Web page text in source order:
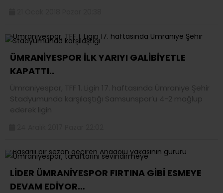
ÜMRANİYESPOR İLK YARIYI GALİBİYETLE
KAPATTI..
Ümraniyespor, TFF 1. Ligin 17. haftasında Ümraniye Şehir
Stadyumunda karşılaştığı Samsunspor’u 4-2 mağlup
ederek ligin
LİDER ÜMRANİYESPOR FIRTINA GİBİ ESMEYE
DEVAM EDİYOR…